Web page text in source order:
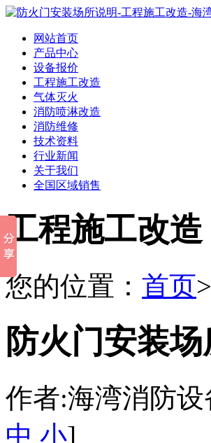
网站首页
产品中心
设备报价
工程施工改造
气体灭火
消防喷淋改造
消防维修
技术资料
行业新闻
关于我们
全国区域销售
工程施工改造
您的位置： 首页
防火门安装场
作者:海湾消防设
中 小]